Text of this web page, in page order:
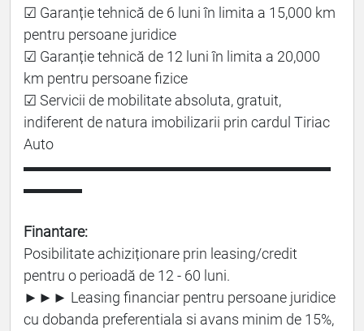
☑ Garanție tehnică de 6 luni în limita a 15,000 km
pentru persoane juridice
☑ Garanție tehnică de 12 luni în limita a 20,000
km pentru persoane fizice
☑ Servicii de mobilitate absoluta, gratuit,
indiferent de natura imobilizarii prin cardul Tiriac
Auto
▬▬▬▬▬▬▬▬▬▬▬▬▬▬▬▬▬▬▬▬▬
▬▬▬▬
Finantare:
Posibilitate achiziționare prin leasing/credit
pentru o perioadă de 12 - 60 luni.
►►► Leasing financiar pentru persoane juridice
cu dobanda preferentiala si avans minim de 15%,